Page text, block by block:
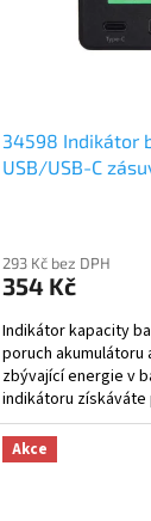
34598 Indikátor
USB/USB-C
293 Kč bez DPH
354 Kč
Indikátor kapacity
poruch akumulátoru
zbývající energie v
indikátoru
o...
Akce